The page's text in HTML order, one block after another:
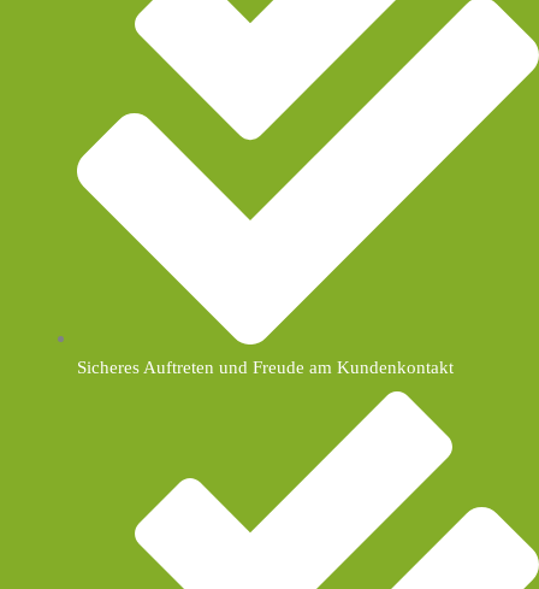
Sicheres Auftreten und Freude am Kundenkontakt